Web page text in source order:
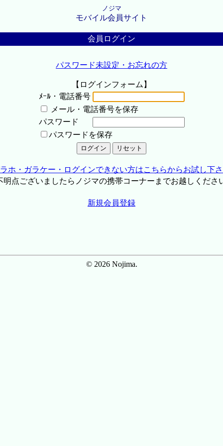
ノジマ
モバイル会員サイト
会員ログイン
パスワード未設定・お忘れの方
【ログインフォーム】
ﾒｰﾙ・電話番号
メール・電話番号を保存
パスワード
パスワードを保存
ホ・ガラケー・ログインできない方はこちらからお試し下
点ございましたらノジマの携帯コーナーまでお越しくださ
新規会員登録
© 2026 Nojima.